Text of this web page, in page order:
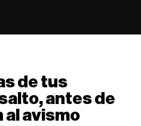
de tus
antes de
al avismo